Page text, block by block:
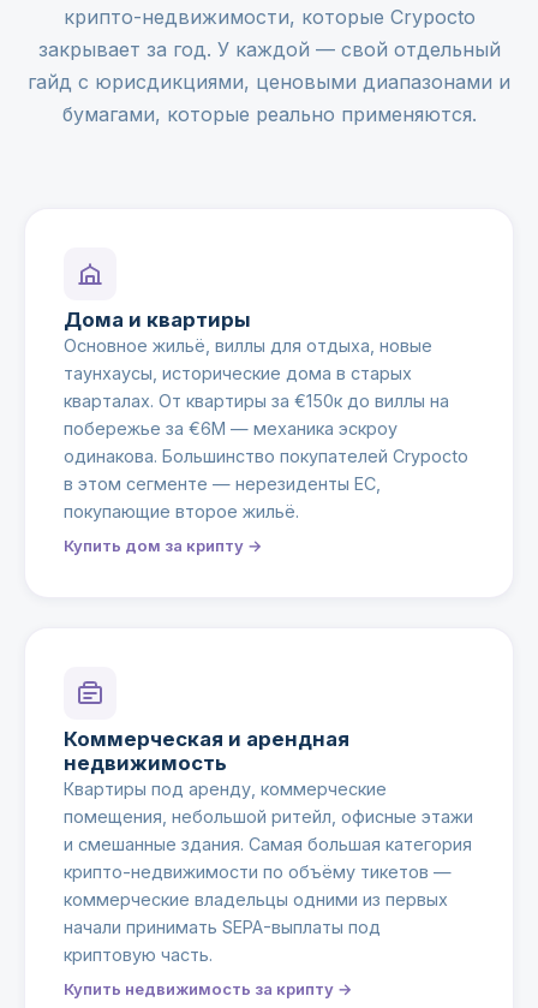
крипто-недвижимости, которые Crypocto
закрывает за год. У каждой — свой отдельный
гайд с юрисдикциями, ценовыми диапазонами и
бумагами, которые реально применяются.
Дома и квартиры
Основное жильё, виллы для отдыха, новые
таунхаусы, исторические дома в старых
кварталах. От квартиры за €150к до виллы на
побережье за €6М — механика эскроу
одинакова. Большинство покупателей Crypocto
в этом сегменте — нерезиденты ЕС,
покупающие второе жильё.
Купить дом за крипту →
Коммерческая и арендная
недвижимость
Квартиры под аренду, коммерческие
помещения, небольшой ритейл, офисные этажи
и смешанные здания. Самая большая категория
крипто-недвижимости по объёму тикетов —
коммерческие владельцы одними из первых
начали принимать SEPA-выплаты под
криптовую часть.
Купить недвижимость за крипту →